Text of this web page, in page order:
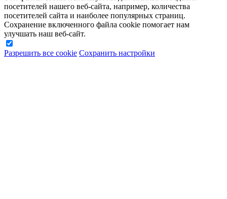
посетителей нашего веб-сайта, например, количества
посетителей сайта и наиболее популярных страниц.
Сохранение включенного файла cookie помогает нам
улучшать наш веб-сайт.
Разрешить все cookie Сохранить настройки